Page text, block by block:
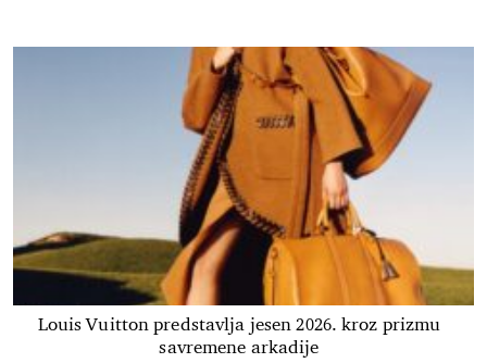
Louis Vuitton predstavlja jesen 2026. kroz prizmu
savremene arkadije